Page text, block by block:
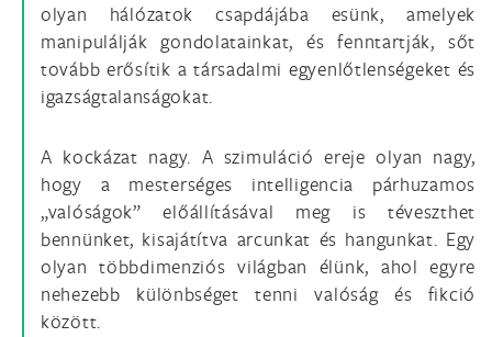
olyan hálózatok csapdájába esünk, amelyek
manipulálják gondolatainkat, és fenntartják, sőt
tovább erősítik a társadalmi egyenlőtlenségeket és
igazságtalanságokat.
A kockázat nagy. A szimuláció ereje olyan nagy,
hogy a mesterséges intelligencia párhuzamos
„valóságok” előállításával meg is téveszthet
bennünket, kisajátítva arcunkat és hangunkat. Egy
olyan többdimenziós világban élünk, ahol egyre
nehezebb különbséget tenni valóság és fikció
között.